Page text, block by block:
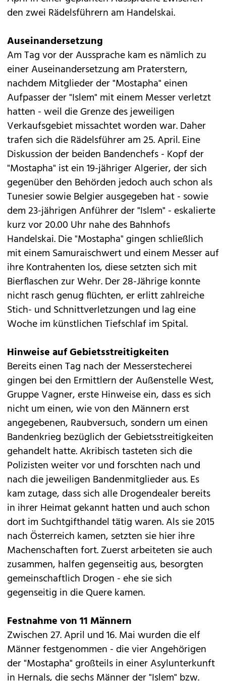
den zwei Rädelsführern am Handelskai.
Auseinandersetzung
Am Tag vor der Aussprache kam es nämlich zu
einer Auseinandersetzung am Praterstern,
nachdem Mitglieder der "Mostapha" einen
Aufpasser der "Islem" mit einem Messer verletzt
hatten - weil die Grenze des jeweiligen
Verkaufsgebiet missachtet worden war. Daher
trafen sich die Rädelsführer am 25. April. Eine
Diskussion der beiden Bandenchefs - Kopf der
"Mostapha" ist ein 19-jähriger Algerier, der sich
gegenüber den Behörden jedoch auch schon als
Tunesier sowie Belgier ausgegeben hat - sowie
dem 23-jährigen Anführer der "Islem" - eskalierte
kurz vor 20.00 Uhr nahe des Bahnhofs
Handelskai. Die "Mostapha" gingen schließlich
mit einem Samuraischwert und einem Messer auf
ihre Kontrahenten los, diese setzten sich mit
Bierflaschen zur Wehr. Der 28-Jährige konnte
nicht rasch genug flüchten, er erlitt zahlreiche
Stich- und Schnittverletzungen und lag eine
Woche im künstlichen Tiefschlaf im Spital.
Hinweise auf Gebietsstreitigkeiten
Bereits einen Tag nach der Messerstecherei
gingen bei den Ermittlern der Außenstelle West,
Gruppe Vagner, erste Hinweise ein, dass es sich
nicht um einen, wie von den Männern erst
angegebenen, Raubversuch, sondern um einen
Bandenkrieg bezüglich der Gebietsstreitigkeiten
gehandelt hatte. Akribisch tasteten sich die
Polizisten weiter vor und forschten nach und
nach die jeweiligen Bandenmitglieder aus. Es
kam zutage, dass sich alle Drogendealer bereits
in ihrer Heimat gekannt hatten und auch schon
dort im Suchtgifthandel tätig waren. Als sie 2015
nach Österreich kamen, setzten sie hier ihre
Machenschaften fort. Zuerst arbeiteten sie auch
zusammen, halfen gegenseitig aus, besorgten
gemeinschaftlich Drogen - ehe sie sich
gegenseitig in die Quere kamen.
Festnahme von 11 Männern
Zwischen 27. April und 16. Mai wurden die elf
Männer festgenommen - die vier Angehörigen
der "Mostapha" großteils in einer Asylunterkunft